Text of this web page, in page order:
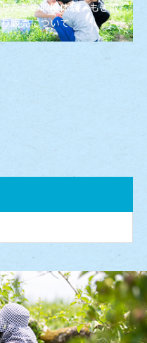
りんごの収穫体験・もぎ取
り販売について